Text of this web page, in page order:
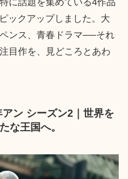
ックアップしました。大
ンス、青春ドラマ──それ
目作を、見どころとあわ
ン シーズン2｜世界を
な王国へ。